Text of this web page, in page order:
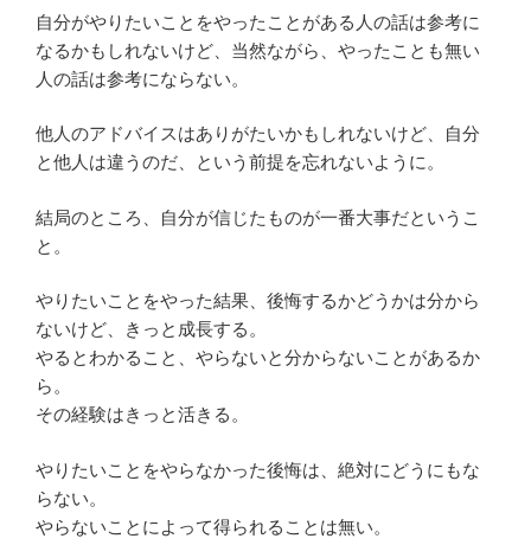
自分がやりたいことをやったことがある人の話は参考に
なるかもしれないけど、当然ながら、やったことも無い
人の話は参考にならない。
他人のアドバイスはありがたいかもしれないけど、自分
と他人は違うのだ、という前提を忘れないように。
結局のところ、自分が信じたものが一番大事だというこ
と。
やりたいことをやった結果、後悔するかどうかは分から
ないけど、きっと成長する。
やるとわかること、やらないと分からないことがあるか
ら。
その経験はきっと活きる。
やりたいことをやらなかった後悔は、絶対にどうにもな
らない。
やらないことによって得られることは無い。